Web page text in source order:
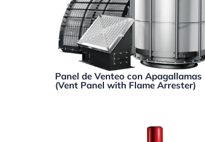
Panel de Venteo con Apagallamas
(Vent Panel with Flame Arrester)